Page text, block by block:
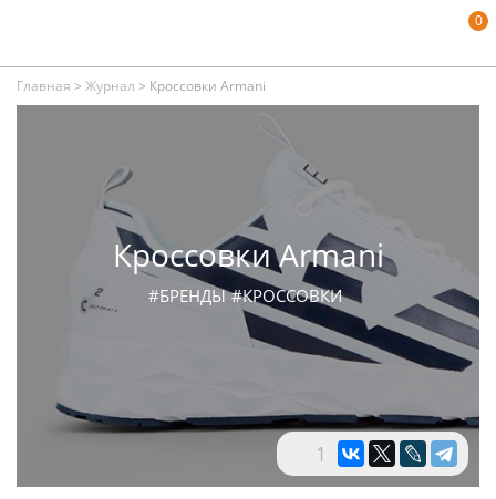
0
Главная > Журнал > Кроссовки Armani
Кроссовки Armani
#БРЕНДЫ #КРОССОВКИ
1